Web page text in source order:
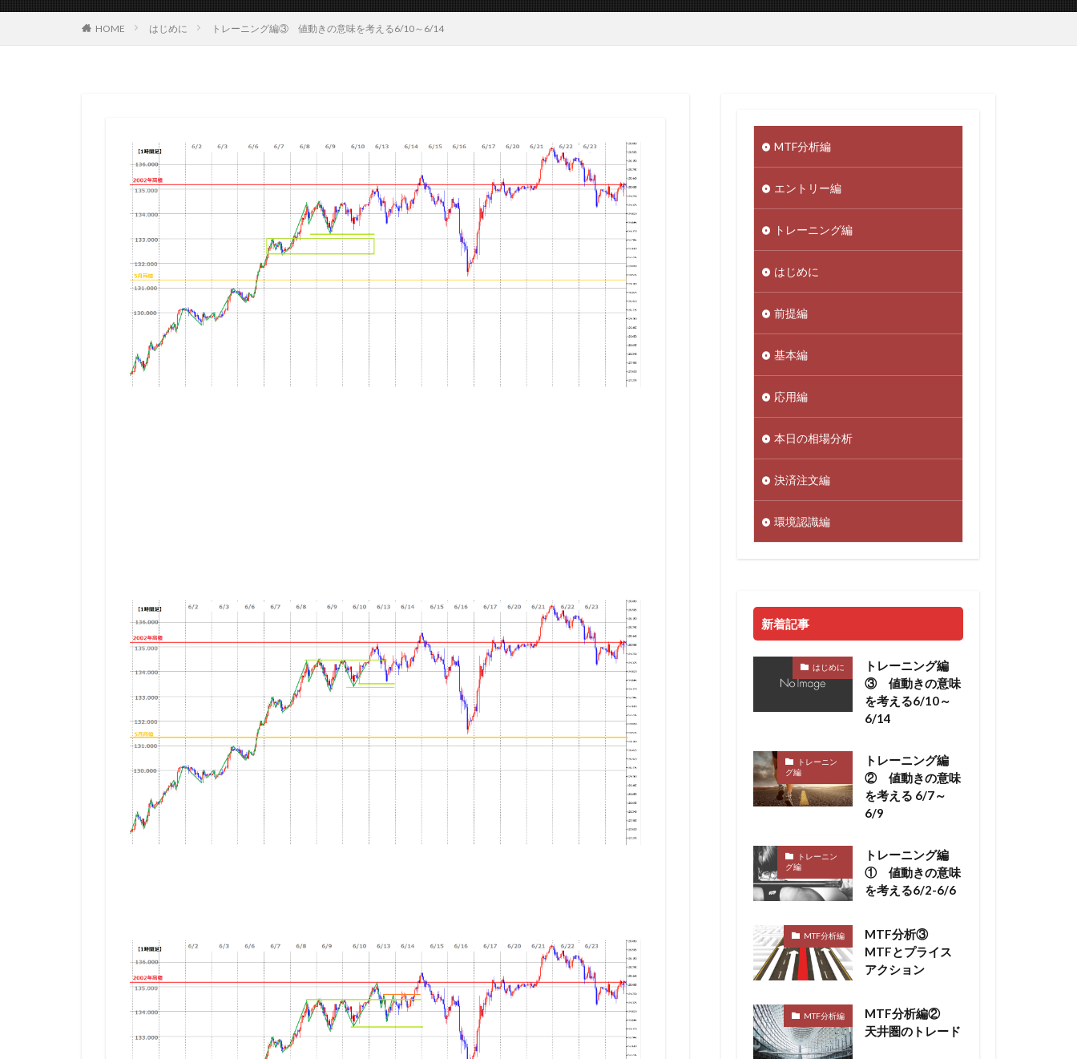
HOME はじめに トレーニング編③ 値動きの意味を考える6/10～6/14
MTF分析編
エントリー編
トレーニング編
はじめに
前提編
基本編
応用編
本日の相場分析
決済注文編
環境認識編
新着記事
はじめに
トレーニング編
③ 値動きの意味
を考える6/10～
6/14
トレーニン
グ編
トレーニング編
② 値動きの意味
を考える 6/7～
6/9
トレーニン
グ編
トレーニング編
① 値動きの意味
を考える6/2-6/6
MTF分析編
MTF分析③
MTFとプライス
アクション
MTF分析編
MTF分析編②
天井圏のトレード